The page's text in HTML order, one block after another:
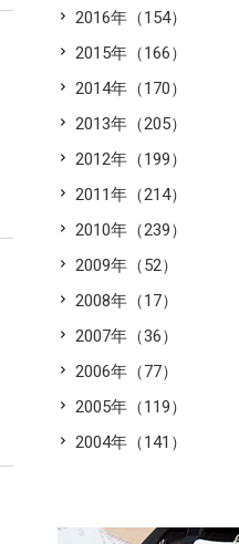
2016年（154）
2015年（166）
2014年（170）
2013年（205）
2012年（199）
2011年（214）
2010年（239）
2009年（52）
2008年（17）
2007年（36）
2006年（77）
2005年（119）
2004年（141）